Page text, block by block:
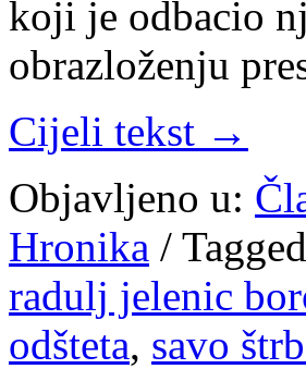
koji je odbacio
obrazloženju
Cijeli tekst →
Objavljeno u:
Hronika /
radulj jelenic
odšteta, savo